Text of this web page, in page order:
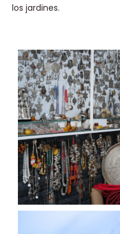
los jardines.